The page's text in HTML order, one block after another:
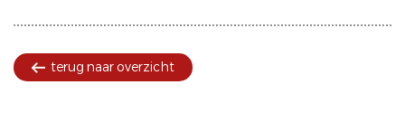
terug naar overzicht